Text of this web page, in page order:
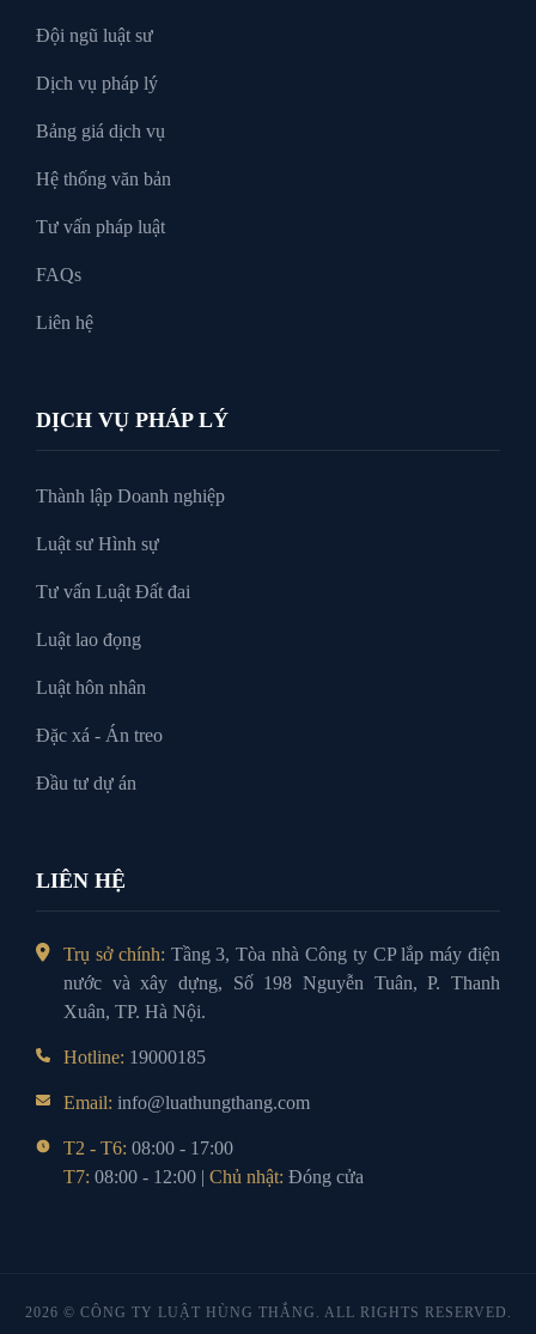
Xin tại ngoại
Đội ngũ luật sư
Dịch vụ pháp lý
Bảng giá dịch vụ
Hệ thống văn bản
Tư vấn pháp luật
FAQs
Liên hệ
DỊCH VỤ PHÁP LÝ
Thành lập Doanh nghiệp
Luật sư Hình sự
Tư vấn Luật Đất đai
Luật lao đọng
Luật hôn nhân
Đặc xá - Án treo
Đầu tư dự án
LIÊN HỆ
Trụ sở chính: Tầng 3, Tòa nhà Công ty CP lắp máy điện
nước và xây dựng, Số 198 Nguyễn Tuân, P. Thanh
Xuân, TP. Hà Nội.
Hotline: 19000185
Email: info@luathungthang.com
T2 - T6: 08:00 - 17:00
T7: 08:00 - 12:00 |Chủ nhật:Đóng cửa
2026 © CÔNG TY LUẬT HÙNG THẮNG. ALL RIGHTS RESERVED.